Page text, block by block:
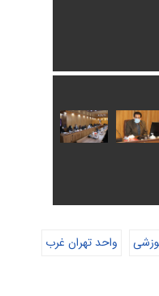
واحد تهران غرب